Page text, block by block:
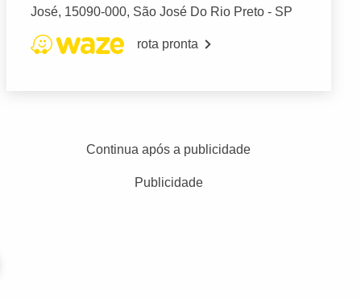
José, 15090-000, São José Do Rio Preto - SP
rota pronta
Continua após a publicidade
Publicidade